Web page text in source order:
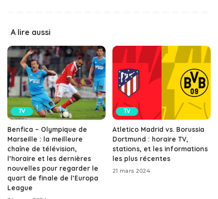
A lire aussi
TV
Benfica – Olympique de
Marseille : la meilleure
chaîne de télévision,
l’horaire et les dernières
nouvelles pour regarder le
quart de finale de l’Europa
League
TV
Atletico Madrid vs. Borussia
Dortmund : horaire TV,
stations, et les informations
les plus récentes
21 mars 2024